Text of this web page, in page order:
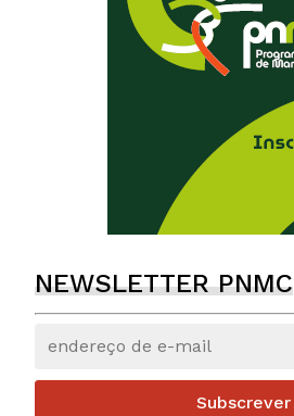
NEWSLETTER PNMC
Subscrever